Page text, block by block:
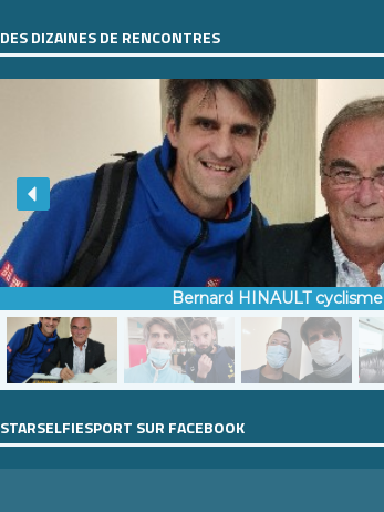
DES DIZAINES DE RENCONTRES
Bernard HINAULT cyclisme
STARSELFIESPORT SUR FACEBOOK